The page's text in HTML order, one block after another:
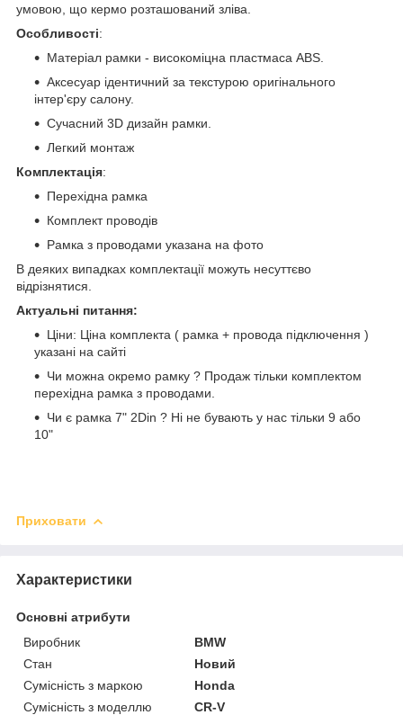
умовою, що кермо розташований зліва.
Особливості:
Матеріал рамки - високоміцна пластмаса ABS.
Аксесуар ідентичний за текстурою оригінального
інтер'єру салону.
Сучасний 3D дизайн рамки.
Легкий монтаж
Комплектація:
Перехідна рамка
Комплект проводів
Рамка з проводами указана на фото
В деяких випадках комплектації можуть несуттєво
відрізнятися.
Актуальні питання:
Ціни: Ціна комплекта ( рамка + провода підключення )
указані на сайті
Чи можна окремо рамку ? Продаж тільки комплектом
перехідна рамка з проводами.
Чи є рамка 7" 2Din ? Ні не бувають у нас тільки 9 або
10"
Приховати
Характеристики
Основні атрибути
Виробник
BMW
Стан
Новий
Сумісність з маркою
Honda
Сумісність з моделлю
CR-V